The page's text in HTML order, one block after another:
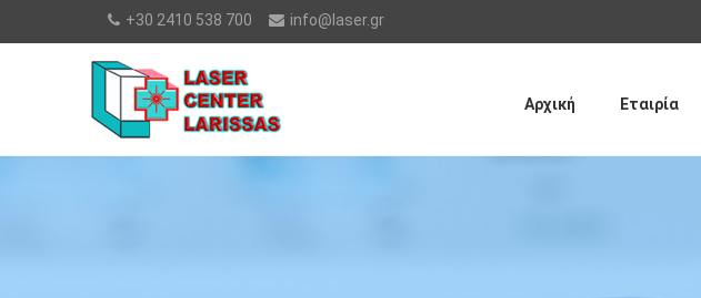
+30 2410 538 700 info@laser.gr
Αρχική Εταιρία